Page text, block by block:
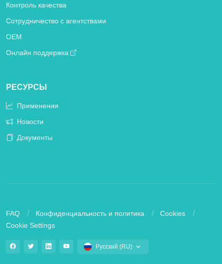
Контроль качества
Сотрудничество с агентствами
OEM
Онлайн поддержка
РЕСУРСЫ
Применения
Новости
Документы
FAQ Конфиденциальность и политика
Cookies
Cookie Settings
Русский (RU)